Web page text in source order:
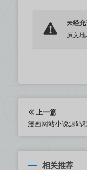
未经允
原文地
上一篇
漫画网站小说源码
相关推荐